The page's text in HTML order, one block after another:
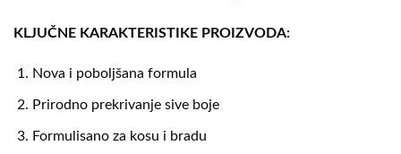
KLJUČNE KARAKTERISTIKE PROIZVODA:
Nova i poboljšana formula
Prirodno prekrivanje sive boje
Formulisano za kosu i bradu